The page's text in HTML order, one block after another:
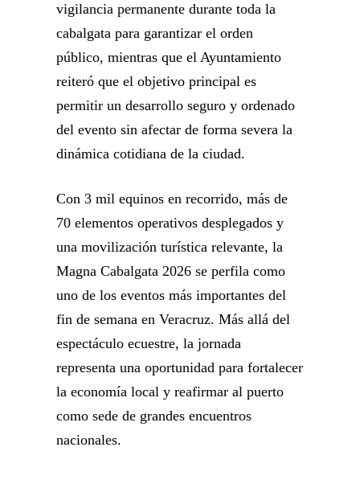
vigilancia permanente durante toda la
cabalgata para garantizar el orden
público, mientras que el Ayuntamiento
reiteró que el objetivo principal es
permitir un desarrollo seguro y ordenado
del evento sin afectar de forma severa la
dinámica cotidiana de la ciudad.
Con 3 mil equinos en recorrido, más de
70 elementos operativos desplegados y
una movilización turística relevante, la
Magna Cabalgata 2026 se perfila como
uno de los eventos más importantes del
fin de semana en Veracruz. Más allá del
espectáculo ecuestre, la jornada
representa una oportunidad para fortalecer
la economía local y reafirmar al puerto
como sede de grandes encuentros
nacionales.